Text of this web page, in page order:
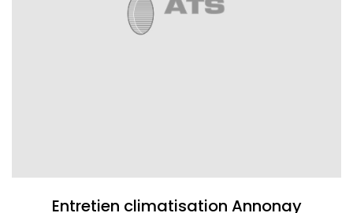
Entretien climatisation Annonay